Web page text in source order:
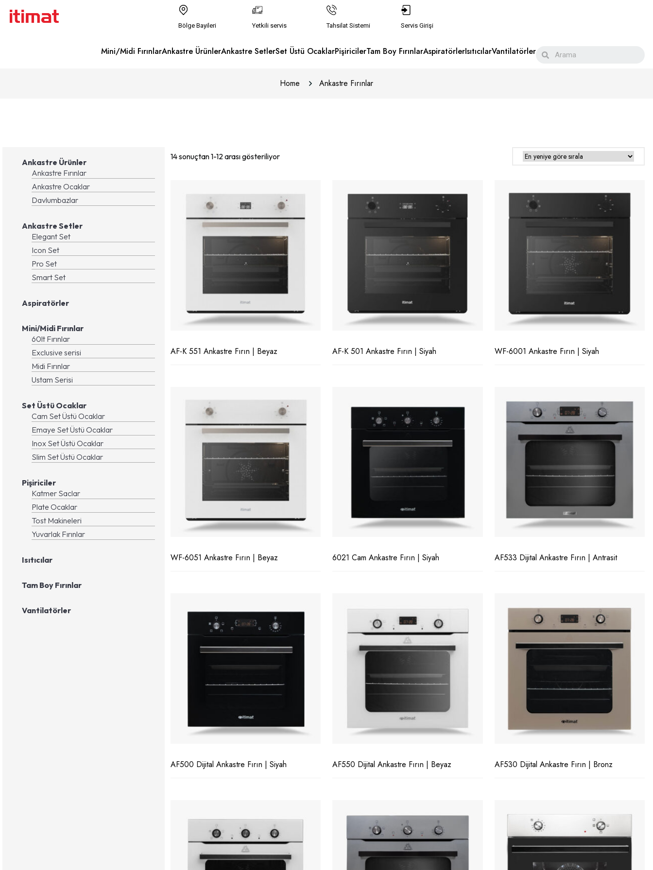
Bölge Bayileri Yetkili servis Tahsilat Sistemi Servis Girişi
Mini/Midi FırınlarAnkastre ÜrünlerAnkastre SetlerSet Üstü OcaklarPişiricilerTam Boy FırınlarAspiratörlerIsıtıcılarVantilatörler
Home Ankastre Fırınlar
Ankastre Ürünler
Ankastre Fırınlar
Ankastre Ocaklar
Davlumbazlar
Ankastre Setler
Elegant Set
Icon Set
Pro Set
Smart Set
Aspiratörler
Mini/Midi Fırınlar
60lt Fırınlar
Exclusive serisi
Midi Fırınlar
Ustam Serisi
Set Üstü Ocaklar
Cam Set Üstü Ocaklar
Emaye Set Üstü Ocaklar
Inox Set Üstü Ocaklar
Slim Set Üstü Ocaklar
Pişiriciler
Katmer Saclar
Plate Ocaklar
Tost Makineleri
Yuvarlak Fırınlar
Isıtıcılar
Tam Boy Fırınlar
Vantilatörler
14 sonuçtan 1-12 arası gösteriliyor
AF-K 551 Ankastre Fırın | Beyaz AF-K 501 Ankastre Fırın | Siyah WF-6001 Ankastre Fırın | Siyah
WF-6051 Ankastre Fırın | Beyaz 6021 Cam Ankastre Fırın | Siyah AF533 Dijital Ankastre Fırın | Antrasit
AF500 Dijital Ankastre Fırın | Siyah AF550 Dijital Ankastre Fırın | Beyaz AF530 Dijital Ankastre Fırın | Bronz